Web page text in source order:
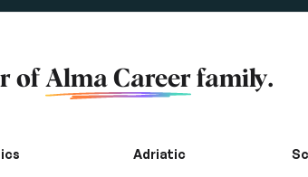
of Alma Careerfamily.
Adriatic